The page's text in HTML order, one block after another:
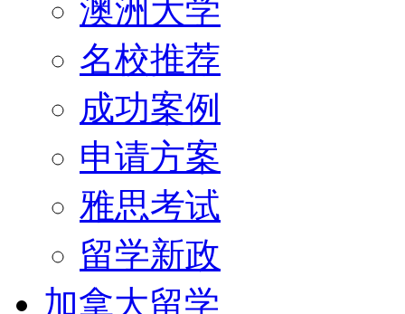
澳洲大学
名校推荐
成功案例
申请方案
雅思考试
留学新政
加拿大留学